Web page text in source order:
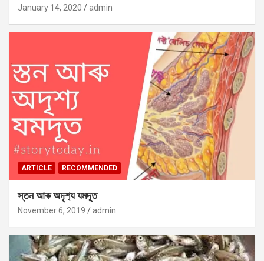
January 14, 2020 admin
ARTICLE RECOMMENDED
স্তন আৰু অদৃশ‍্য যমদূত
November 6, 2019 admin